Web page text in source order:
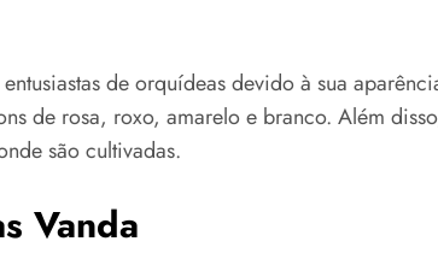
de orquídeas devido à sua
de rosa, roxo, amarelo e branco. Além
são cultivadas.
Vanda